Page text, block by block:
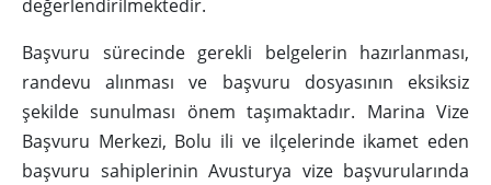
değerlendirilmektedir.
Başvuru sürecinde gerekli belgelerin hazırlanması,
randevu alınması ve başvuru dosyasının eksiksiz
şekilde sunulması önem taşımaktadır. Marina Vize
Başvuru Merkezi, Bolu ili ve ilçelerinde ikamet eden
başvuru sahiplerinin Avusturya vize başvurularında